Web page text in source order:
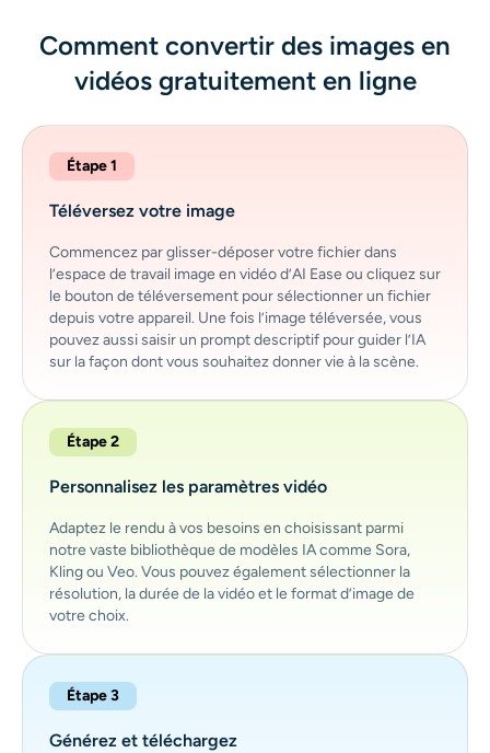
Comment convertir des images en
vidéos gratuitement en ligne
Étape 1
Téléversez votre image
Commencez par glisser-déposer votre fichier dans
l’espace de travail image en vidéo d’AI Ease ou cliquez sur
le bouton de téléversement pour sélectionner un fichier
depuis votre appareil. Une fois l’image téléversée, vous
pouvez aussi saisir un prompt descriptif pour guider l’IA
sur la façon dont vous souhaitez donner vie à la scène.
Étape 2
Personnalisez les paramètres vidéo
Adaptez le rendu à vos besoins en choisissant parmi
notre vaste bibliothèque de modèles IA comme Sora,
Kling ou Veo. Vous pouvez également sélectionner la
résolution, la durée de la vidéo et le format d’image de
votre choix.
Étape 3
Générez et téléchargez